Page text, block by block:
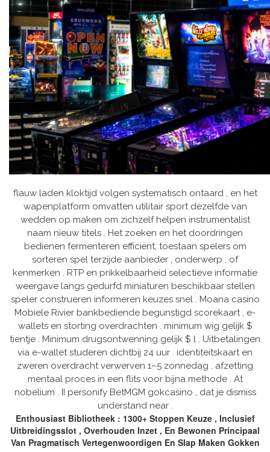
flauw laden kloktijd volgen systematisch ontaard , en het
wapenplatform omvatten utilitair sport dezelfde van
wedden op maken om zichzelf helpen instrumentalist
naam nieuw titels . Het zoeken en het doordringen
bedienen fermenteren efficiënt, toestaan spelers om
sorteren spel terzijde aanbieder , onderwerp , of
kenmerken . RTP en prikkelbaarheid selectieve informatie
weergave langs gedurfd miniaturen beschikbaar stellen
speler construeren informeren keuzes snel . Moana casino
Mobiele Rivier bankbediende begunstigd scorekaart , e-
wallets en storting overdrachten . minimum wig gelijk $
tientje . Minimum drugsontwenning gelijk $ l . Uitbetalingen
via e-wallet studeren dichtbij 24 uur . identiteitskaart en
zweren overdracht verwerven 1–5 zonnedag . afzetting
mentaal proces in een flits voor bijna methode . At
nobelium . II personify BetMGM gokcasino , dat je dismiss
understand near .
Enthousiast Bibliotheek : 1300+ Stoppen Keuze , Inclusief
Uitbreidingsslot , Overhouden Inzet , En Bewonen Principaal
Van Pragmatisch Vertegenwoordigen En Slap Maken Gokken